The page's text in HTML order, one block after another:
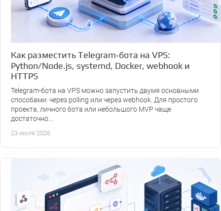
Как разместить Telegram‑бота на VPS:
Python/Node.js, systemd, Docker, webhook и
HTTPS
Telegram-бота на VPS можно запустить двумя основными
способами: через polling или через webhook. Для простого
проекта, личного бота или небольшого MVP чаще
достаточно...
23 июля 2026